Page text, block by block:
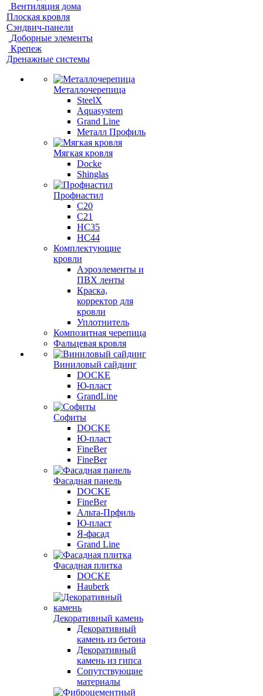
Вентиляция дома
Плоская кровля
Сэндвич-панели
Доборные элементы
Крепеж
Дренажные системы
Металлочерепица
SteelX
Aquasystem
Grand Line
Металл Профиль
Мягкая кровля
Docke
Shinglas
Профнастил
C20
C21
НС35
НС44
Комплектующие
кровли
Аэроэлементы и
ПВХ ленты
Краска,
корректор для
кровли
Уплотнитель
Композитная черепица
Фальцевая кровля
Виниловый сайдинг
DOCKE
Ю-пласт
GrandLine
Софиты
DOCKE
Ю-пласт
FineBer
FineBer
Фасадная панель
DOCKE
FineBer
Альта-Прфиль
Ю-пласт
Я-фасад
Grand Line
Фасадная плитка
DOCKE
Hauberk
Декоративный камень
Декоративный
камень из бетона
Декоративный
камень из гипса
Сопутствующие
материалы